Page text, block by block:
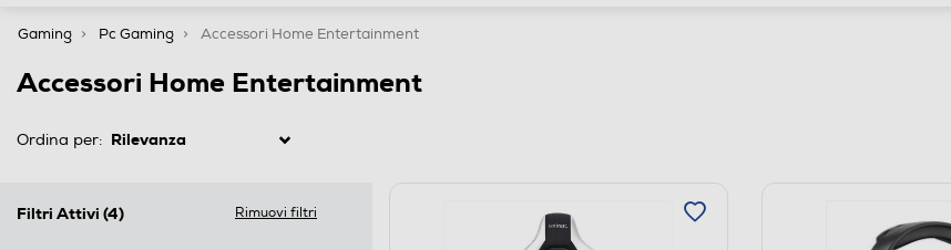
Gaming Pc Gaming Accessori Home Entertainment
Accessori Home Entertainment
Ordina per:
Filtri Attivi (4) Rimuovi filtri